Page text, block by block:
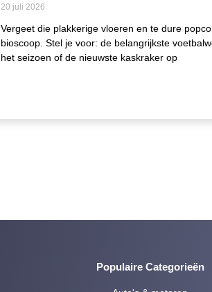
20 juli 2026
Vergeet die plakkerige vloeren en te dure
bioscoop. Stel je voor: de belangrijkste
het seizoen of de nieuwste kaskraker op
Populaire Categorieën